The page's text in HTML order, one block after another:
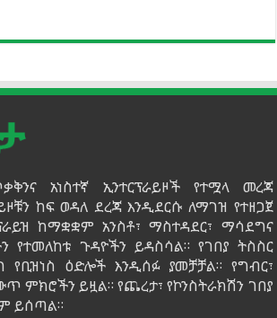
አነስተኛ ኢንተርፕራይዞች የተሟላ መረጃ
ከፍ ወዳለ ደረጃ እንዲደርሱ ለማገዝ የተዘጋጀ
ከማቋቋም አንስቶ፣ ማስተዳደር፣ ማሳደግና
የተመለከቱ ጉዳዮችን ይዳስሳል። የገበያ ትስስር
ዕድሎች እንዲሰፉ ያመቻቻል። የግብር፣
ምክሮችን ይዟል። የጨረታ፣ የኮንስትራክሽን ገበያ
ይሰጣል።